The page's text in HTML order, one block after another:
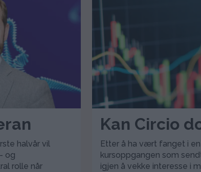
halvår vil
og
rolle når
Kan Circio
Etter å ha vært fanget i
kursoppgangen som
igjen å vekke interesse i